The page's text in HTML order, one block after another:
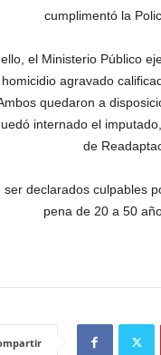
cumplimentó la
el Ministerio Público
agravado
quedaron a
internado el
de
ser declarados culpables
pena de 20 a 50